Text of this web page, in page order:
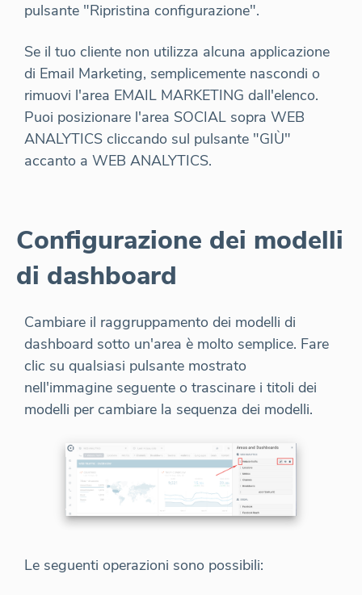
pulsante "Ripristina configurazione".
Se il tuo cliente non utilizza alcuna applicazione
di Email Marketing, semplicemente nascondi o
rimuovi l'area EMAIL MARKETING dall'elenco.
Puoi posizionare l'area SOCIAL sopra WEB
ANALYTICS cliccando sul pulsante "GIÙ"
accanto a WEB ANALYTICS.
Configurazione dei modelli
di dashboard
Cambiare il raggruppamento dei modelli di
dashboard sotto un'area è molto semplice. Fare
clic su qualsiasi pulsante mostrato
nell'immagine seguente o trascinare i titoli dei
modelli per cambiare la sequenza dei modelli.
Le seguenti operazioni sono possibili: